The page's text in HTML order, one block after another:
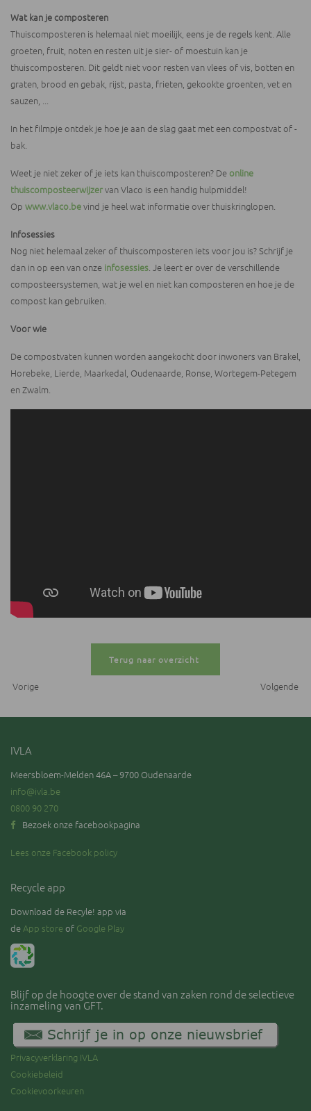
Wat kan je composteren
Thuiscomposteren is helemaal niet moeilijk, eens je de regels kent. Alle
groeten, fruit, noten en resten uit je sier- of moestuin kan je
thuiscomposteren. Dit geldt niet voor resten van vlees of vis, botten en
graten, brood en gebak, rijst, pasta, frieten, gekookte groenten, vet en
sauzen, ...
In het filmpje ontdek je hoe je aan de slag gaat met een compostvat of -
bak.
Weet je niet zeker of je iets kan thuiscomposteren? De online
thuiscomposteerwijzervan Vlaco is een handig hulpmiddel!
Op www.vlaco.bevind je heel wat informatie over thuiskringlopen.
Infosessies
Nog niet helemaal zeker of thuiscomposteren iets voor jou is? Schrijf je
dan in op een van onze infosessies. Je leert er over de verschillende
composteersystemen, wat je wel en niet kan composteren en hoe je de
compost kan gebruiken.
Voor wie
De compostvaten kunnen worden aangekocht door inwoners van Brakel,
Horebeke, Lierde, Maarkedal, Oudenaarde, Ronse, Wortegem-Petegem
en Zwalm.
Vorige Volgende
Terug naar overzicht
IVLA
Meersbloem-Melden 46A – 9700 Oudenaarde
info@ivla.be
0800 90 270
Bezoek onze facebookpagina
Lees onze Facebook policy
Recycle app
Download de Recyle! app via
deApp store of Google Play
Blijf op de hoogte over de stand van zaken rond de selectieve
inzameling van GFT.
Privacyverklaring IVLA
Cookiebeleid
Cookievoorkeuren